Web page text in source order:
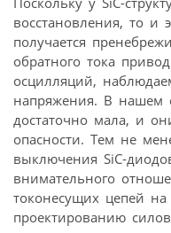
восстановления, то и
получается
обратного тока
осцилляций,
напряжения. В нашем
достаточно мала, и
опасности. Тем не
выключения SiC-
внимательного
токонесущих цепей
проектированию